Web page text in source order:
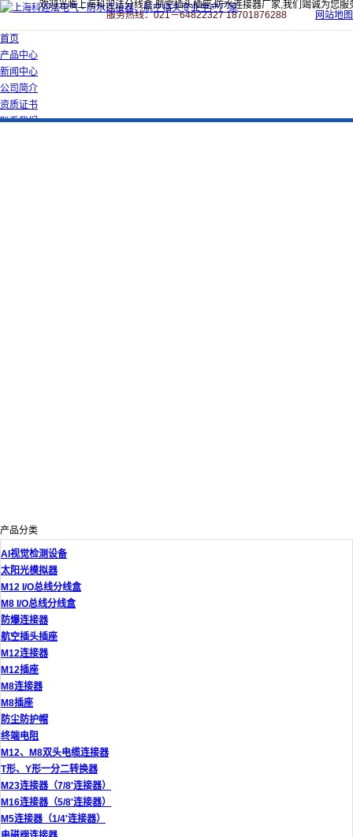
欢迎光临上海科迎法分线盒,航空插头插座,防水连接器厂家,我们竭诚为您服
服务热线：021－64822327 18701876288
网站地图
首页
产品中心
新闻中心
公司简介
资质证书
联系我们
产品分类
AI视觉检测设备
太阳光模拟器
M12 I/O总线分线盒
M8 I/O总线分线盒
防爆连接器
航空插头插座
M12连接器
M12插座
M8连接器
M8插座
防尘防护帽
终端电阻
M12、M8双头电缆连接器
T形、Y形一分二转换器
M23连接器（7/8'连接器）
M16连接器（5/8'连接器）
M5连接器（1/4'连接器）